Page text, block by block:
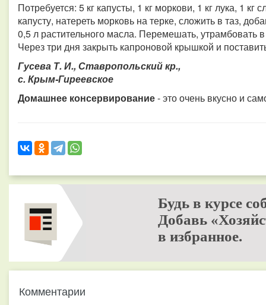
Потребуется: 5 кг капусты, 1 кг моркови, 1 кг лука, 1
капусту, натереть морковь на терке, сложить в таз,
0,5 л растительного масла. Перемешать, утрамбовать
Через три дня закрыть капроновой крышкой и
Гусева Т. И., Ставропольский кр.,
с. Крым-Гиреевское
Домашнее консервирование- это очень вкусно и
Будь в курсе
Добавь
в избранное.
Комментарии